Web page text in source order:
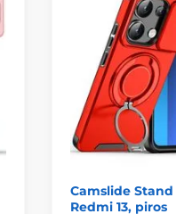
Camslide
Redmi 13, piros